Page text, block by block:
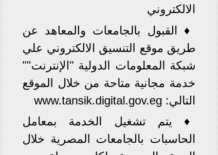
الالكتروني
♦ القبول بالجامعات والمعاهد عن
طريق موقع التنسيق الالكتروني علي
شبكة المعلومات الدولية "الإنترنت""
خدمة مجانية متاحة من خلال الموقع
التالي: www.tansik.digital.gov.eg
♦ يتم تشغيل الخدمة بمعامل
الحاسبات بالجامعات المصرية خلال